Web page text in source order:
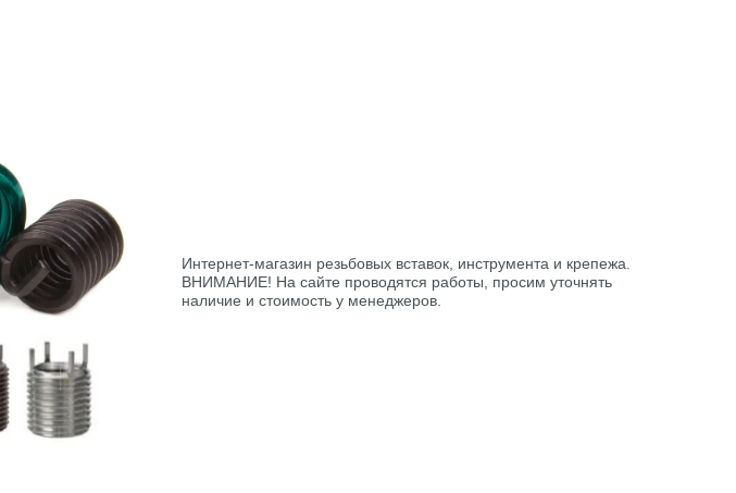
Интернет-магазин резьбовых вставок, инструмента и крепежа.
ВНИМАНИЕ! На сайте проводятся работы, просим уточнять
наличие и стоимость у менеджеров.